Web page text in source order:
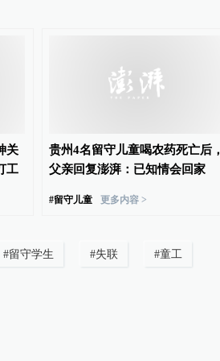
关
工
贵州4名留守儿童喝农药死亡后，
父亲回复澎湃：已知情会回家
#留守儿童 更多内容 >
#留守学生 #失联 #童工